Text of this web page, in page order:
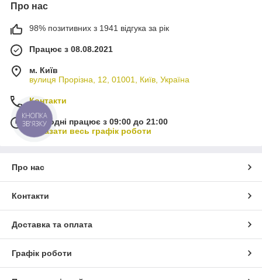
Про нас
98% позитивних з 1941 відгука за рік
Працює з 08.08.2021
м. Київ
вулиця Прорізна, 12, 01001, Київ, Україна
Контакти
Сьогодні працює з 09:00 до 21:00
Показати весь графік роботи
Про нас
Контакти
Доставка та оплата
Графік роботи
КНОПКА
ЗВ'ЯЗКУ